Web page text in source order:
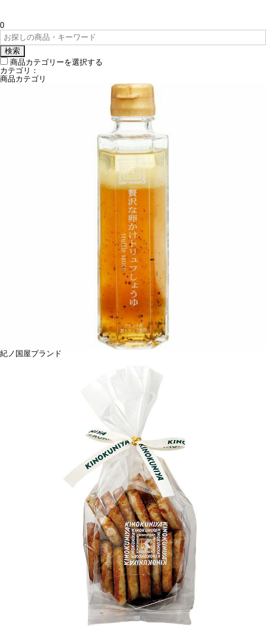
0
検索
商品カテゴリーを選択する
カテゴリ：
商品カテゴリ
紀ノ国屋ブランド